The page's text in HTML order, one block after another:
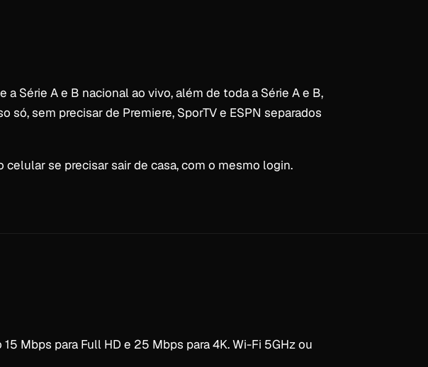
Série A e B nacional ao vivo, além de toda a Série A e B,
sem precisar de Premiere, SporTV e ESPN separados
celular se precisar sair de casa, com o mesmo login.
Mbps para Full HD e 25 Mbps para 4K. Wi-Fi 5GHz ou